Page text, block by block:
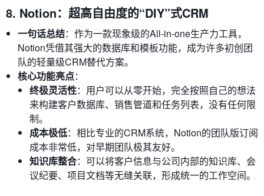
8. Notion：超高自由度的“DIY”式CRM
一句话总结：作为一款现象级的All-in-one生产力工具，
Notion凭借其强大的数据库和模板功能，成为许多初创团
队的轻量级CRM替代方案。
核心功能亮点：
终极灵活性：用户可以从零开始，完全按照自己的想法
来构建客户数据库、销售管道和任务列表，没有任何限
制。
成本极低：相比专业的CRM系统，Notion的团队版订阅
成本非常低，对早期团队极其友好。
知识库整合：可以将客户信息与公司内部的知识库、会
议纪要、项目文档等无缝关联，形成统一的工作空间。